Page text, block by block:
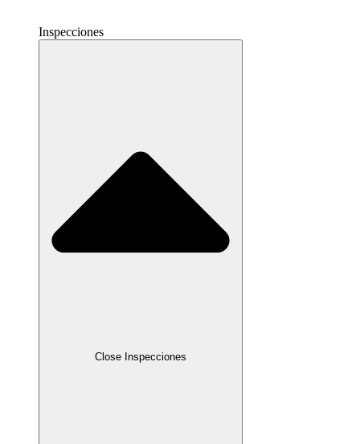
Inspecciones
Close Inspecciones